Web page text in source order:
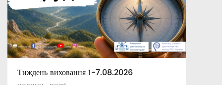
Тиждень виховання 1-7.08.2026
Освітній капелан
Апостольські повчання